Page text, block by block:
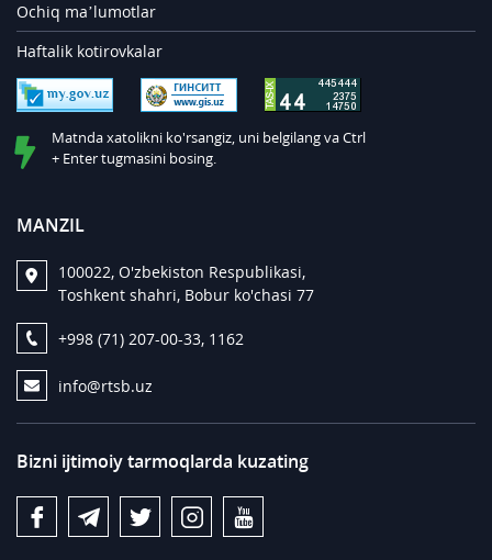
Ochiq ma’lumotlar
Haftalik kotirovkalar
Matnda xatolikni ko'rsangiz, uni belgilang va Ctrl
+ Enter tugmasini bosing.
MANZIL
100022, O'zbekiston Respublikasi,
Toshkent shahri, Bobur ko'chasi 77
+998 (71) 207-00-33, 1162
info@rtsb.uz
Bizni ijtimoiy tarmoqlarda kuzating